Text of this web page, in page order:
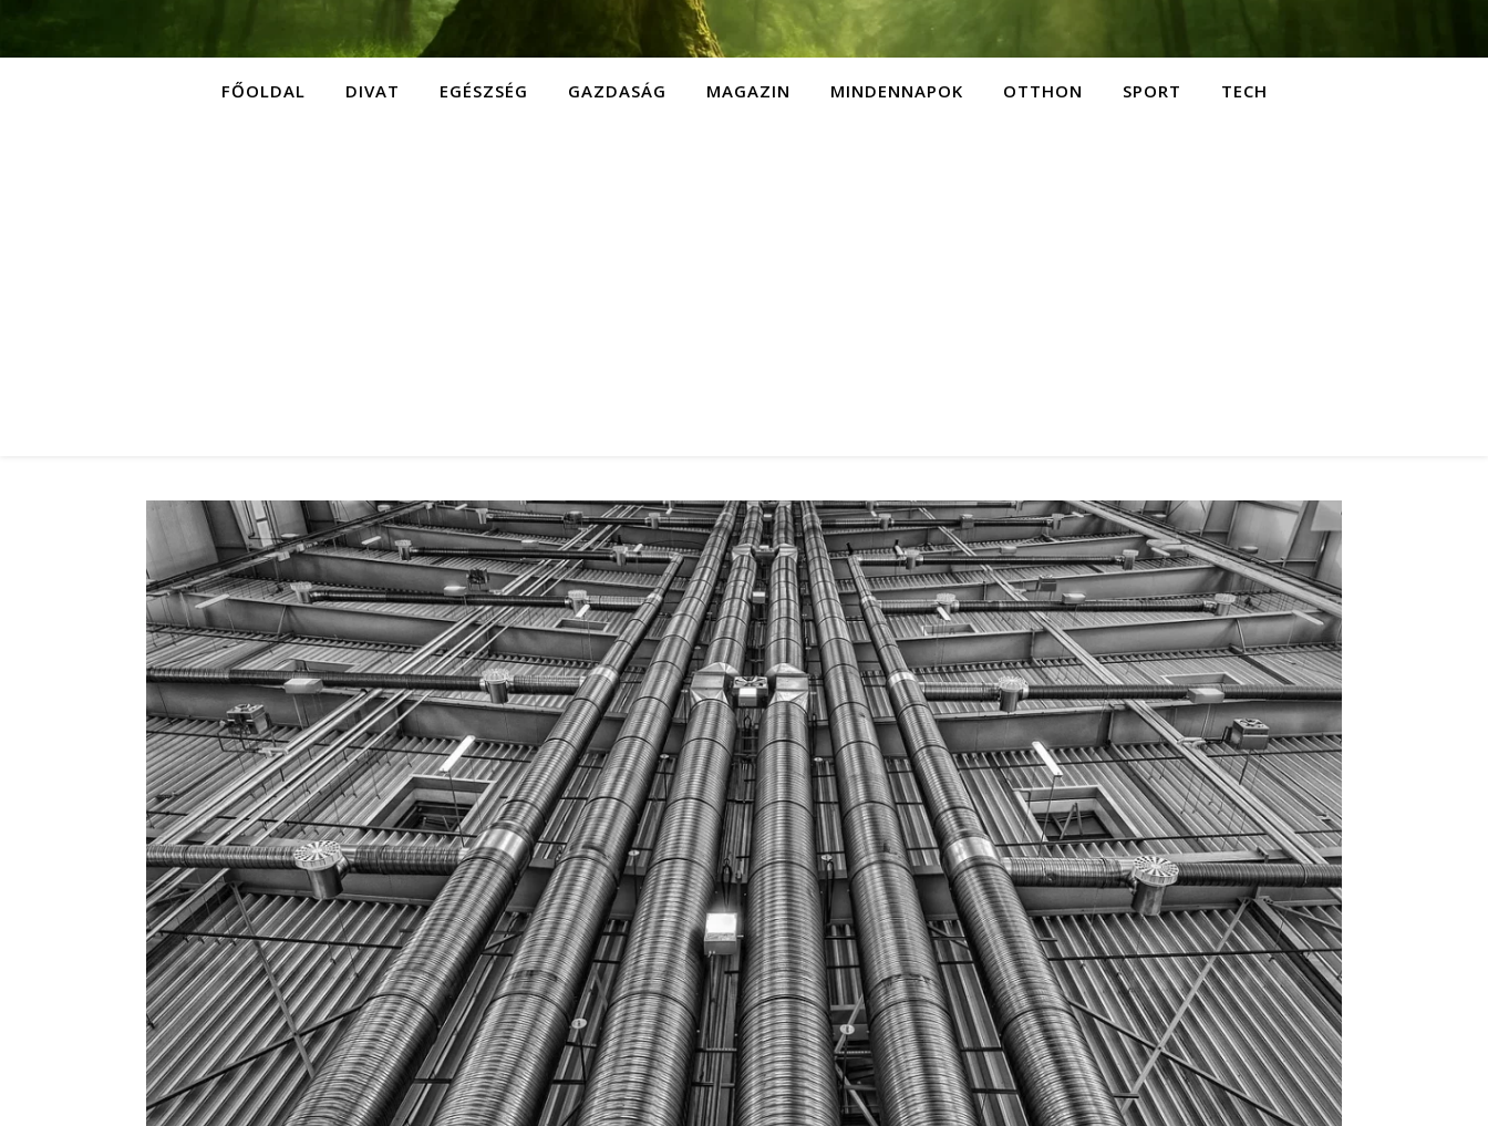
FŐOLDAL DIVAT EGÉSZSÉG GAZDASÁG MAGAZIN MINDENNAPOK OTTHON SPORT TECH